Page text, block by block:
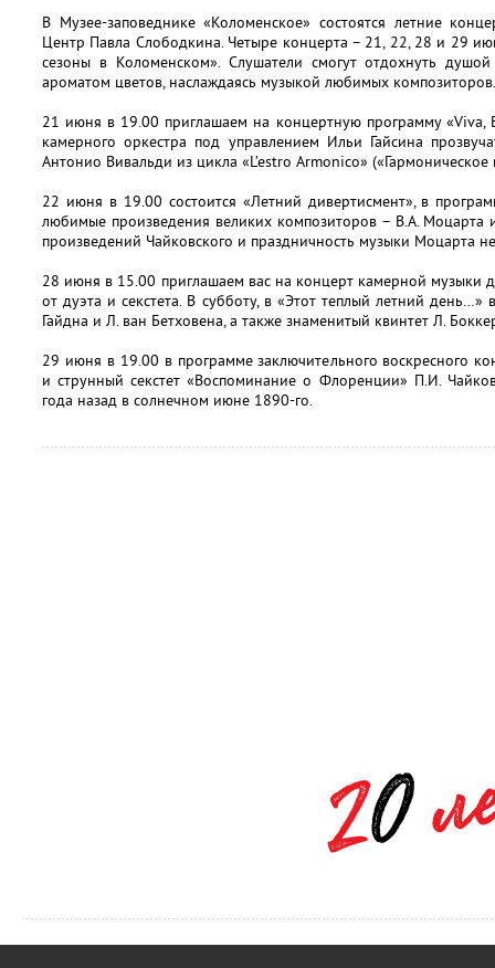
В Музее-заповеднике «Коломенское» состоятся летние
Центр Павла Слободкина. Четыре концерта – 21, 22, 28 и 29
сезоны в Коломенском». Слушатели смогут отдохнуть
ароматом цветов, наслаждаясь музыкой любимых композиторов.
21 июня в 19.00 приглашаем на концертную программу «Viva,
камерного оркестра под управлением Ильи Гайсина
Антонио Вивальди из цикла «L’estro Armonico»
22 июня в 19.00 состоится «Летний дивертисмент», в
любимые произведения великих композиторов – В.А. Моцарта
произведений Чайковского и праздничность музыки Моцарта
28 июня в 15.00 приглашаем вас на концерт камерной музыки
от дуэта и секстета. В субботу, в «Этот теплый летний
Гайдна и Л. ван Бетховена, а также знаменитый квинтет Л.
29 июня в 19.00 в программе заключительного воскресного
и струнный секстет «Воспоминание о Флоренции» П.И.
года назад в солнечном июне 1890-го.